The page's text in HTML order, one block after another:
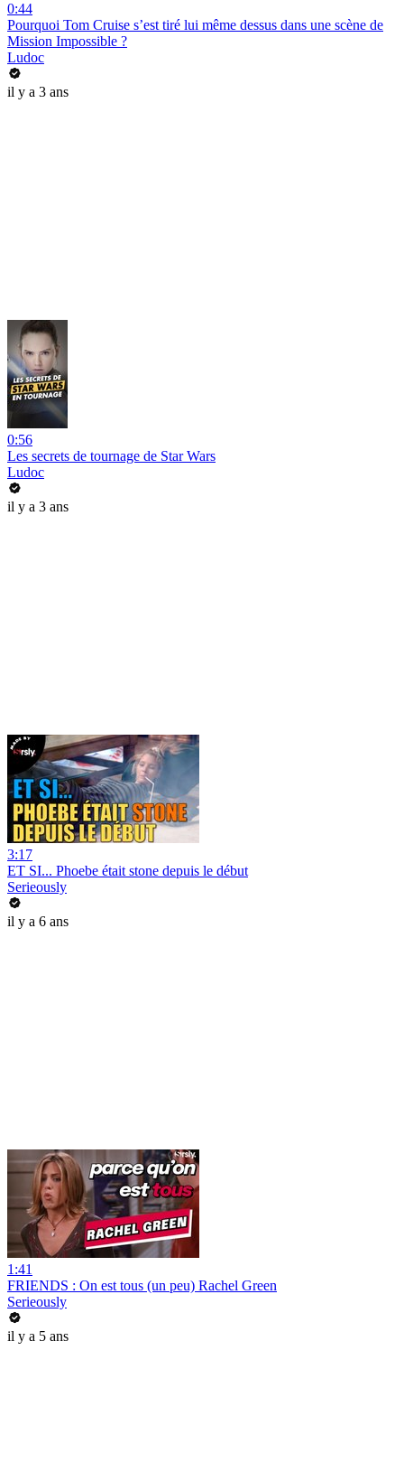
0:44
Pourquoi Tom Cruise s’est tiré lui même dessus dans une scène de
Mission Impossible ?
Ludoc
il y a 3 ans
0:56
Les secrets de tournage de Star Wars
Ludoc
il y a 3 ans
3:17
ET SI... Phoebe était stone depuis le début
Serieously
il y a 6 ans
1:41
FRIENDS : On est tous (un peu) Rachel Green
Serieously
il y a 5 ans